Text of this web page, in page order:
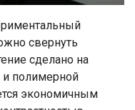
свернуть
сделано на
и полимерной
экономичным